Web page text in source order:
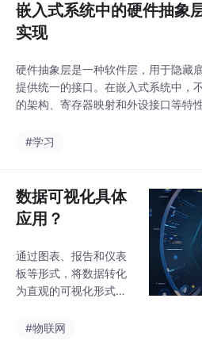
量度量：AI可以通过代
码质量度量指标
嵌入式系统中的硬件抽象
实现
硬件抽象层是一种软件层，用于隐藏
提供统一的接口。在嵌入式系统中，
的架构、寄存器映射和外设接口等特
植。1. 寄存器映射：一种常见的HAL
#学习
数据可视化具体
应用？
通过图表、报告和仪表
板等形式，将数据转化
为直观的可视化形式，
数据，洞察业务趋势，
#物联网